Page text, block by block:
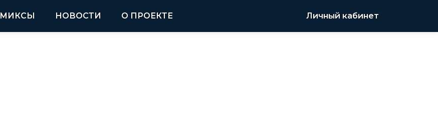
МИКСЫ НОВОСТИ О ПРОЕКТЕ Личный кабинет